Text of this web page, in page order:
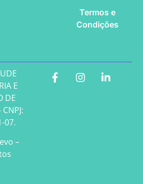
Termos e
Condições
E
DE
07.
–